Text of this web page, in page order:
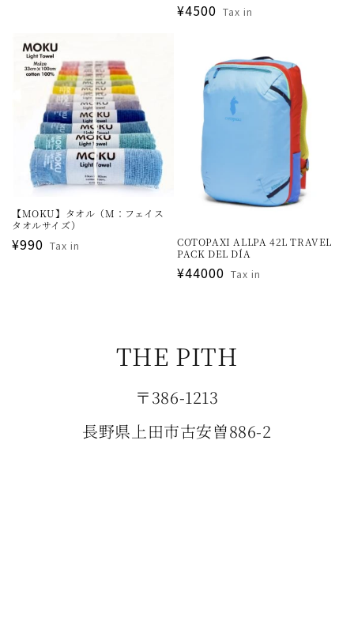
格
通
¥4500 Tax in
【MOKU】タオル（M：フェイス
タオルサイズ）
通
¥990 Tax in
COTOPAXI ALLPA 42L TRAVEL
PACK DEL DÍA
通
¥44000 Tax in
THE PITH
〒386-1213
長野県上田市古安曽886-2